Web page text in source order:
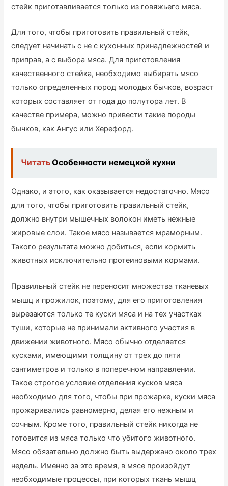
стейк приготавливается только из говяжьего мяса.
Для того, чтобы приготовить правильный стейк,
следует начинать с не с кухонных принадлежностей и
приправ, а с выбора мяса. Для приготовления
качественного стейка, необходимо выбирать мясо
только определенных пород молодых бычков, возраст
которых составляет от года до полутора лет. В
качестве примера, можно привести такие породы
бычков, как Ангус или Херефорд.
ЧитатьОсобенности немецкой кухни
Однако, и этого, как оказывается недостаточно. Мясо
для того, чтобы приготовить правильный стейк,
должно внутри мышечных волокон иметь нежные
жировые слои. Такое мясо называется мраморным.
Такого результата можно добиться, если кормить
животных исключительно протеиновыми кормами.
Правильный стейк не переносит множества тканевых
мышц и прожилок, поэтому, для его приготовления
вырезаются только те куски мяса и на тех участках
туши, которые не принимали активного участия в
движении животного. Мясо обычно отделяется
кусками, имеющими толщину от трех до пяти
сантиметров и только в поперечном направлении.
Такое строгое условие отделения кусков мяса
необходимо для того, чтобы при прожарке, куски мяса
прожаривались равномерно, делая его нежным и
сочным. Кроме того, правильный стейк никогда не
готовится из мяса только что убитого животного.
Мясо обязательно должно быть выдержано около трех
недель. Именно за это время, в мясе произойдут
необходимые процессы, при которых ткань мышц